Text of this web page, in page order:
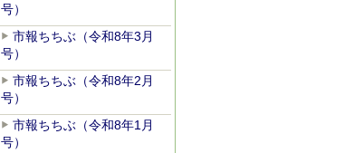
号）
市報ちちぶ（令和8年3月
号）
市報ちちぶ（令和8年2月
号）
市報ちちぶ（令和8年1月
号）